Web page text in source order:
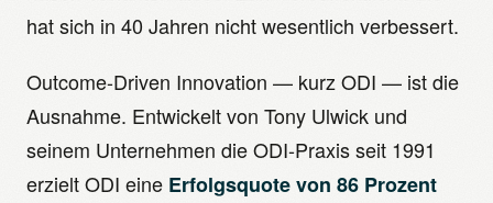
hat sich in 40 Jahren nicht wesentlich verbessert.
Outcome-Driven Innovation — kurz ODI — ist die
Ausnahme. Entwickelt von Tony Ulwick und
seinem Unternehmen die ODI-Praxis seit 1991
erzielt ODI eine Erfolgsquote von 86 Prozent